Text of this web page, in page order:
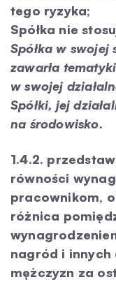
tego ryzyka;
Spółka nie
Spółka w
zawarła
w swojej
Spółki, jej
na środowisko.
1.4.2.
równości
pracownikom,
różnica
nagród i
mężczyzn za